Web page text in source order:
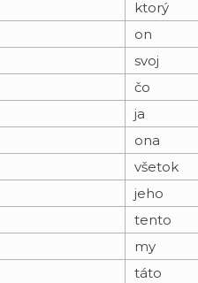
ktorý
on
svoj
čo
ja
ona
všetok
jeho
tento
my
táto